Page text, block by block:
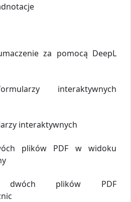
za pomocą DeepL
interaktywnych
interaktywnych
plików PDF w widoku
dwóch plików PDF